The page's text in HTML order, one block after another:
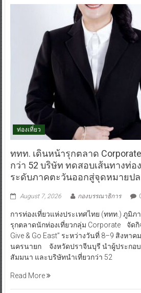
ท่องเที่ยว
ททท. เดินหน้ารุกตลาด Corporate
กว่า 52 บริษัท ทดสอบเส้นทางท่อ
ระดับภาคตะวันออกสู่จุดหมายป
August 7, 2026 กองบรรณาธิการ
การท่องเที่ยวแห่งประเทศไทย (ททท.) ภูมิ
รุกตลาดนักท่องเที่ยวกลุ่ม Corporate จัดกิ
Give & Go East” ระหว่างวันที่ 8–9 สิงหา
นครนายก จังหวัดปราจีนบุรี นำผู้ประกอ
สัมมนา และบริษัทนำเที่ยวกว่า 52
Read More